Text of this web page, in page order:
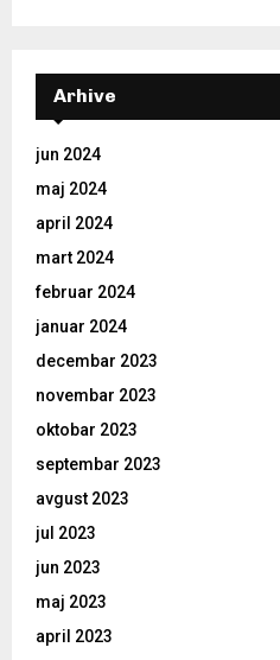
Arhive
jun 2024
maj 2024
april 2024
mart 2024
februar 2024
januar 2024
decembar 2023
novembar 2023
oktobar 2023
septembar 2023
avgust 2023
jul 2023
jun 2023
maj 2023
april 2023